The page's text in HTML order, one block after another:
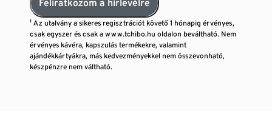
Feliratkozom a hírlevélre
¹ Az utalvány a sikeres regisztrációt követő 1 hónapig érvényes,
csak egyszer és csak a www.tchibo.hu oldalon beváltható. Nem
érvényes kávéra, kapszulás termékekre, valamint
ajándékkártyákra, más kedvezményekkel nem összevonható,
készpénzre nem váltható.